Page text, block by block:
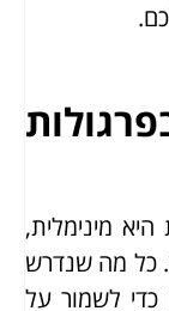
מינימלית,
כל מה שנדרש
כדי לשמור על